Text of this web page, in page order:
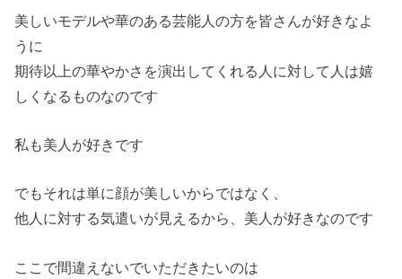
美しいモデルや華のある芸能人の方を皆さんが好きなよ
うに
期待以上の華やかさを演出してくれる人に対して人は嬉
しくなるものなのです
私も美人が好きです
でもそれは単に顔が美しいからではなく、
他人に対する気遣いが見えるから、美人が好きなのです
ここで間違えないでいただきたいのは